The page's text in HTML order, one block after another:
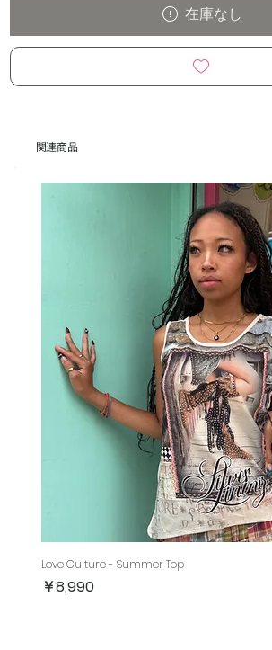
在庫なし
関連商品
Love Culture - Summer Top
価格
￥8,990